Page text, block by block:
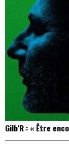
Gilb’R : « Être